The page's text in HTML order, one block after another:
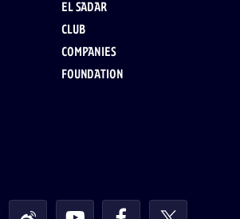
EL SADAR
CLUB
COMPANIES
FOUNDATION